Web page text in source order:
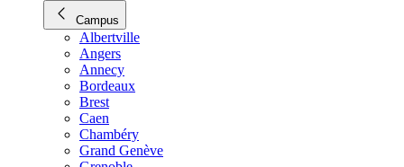
Campus
Albertville
Angers
Annecy
Bordeaux
Brest
Caen
Chambéry
Grand Genève